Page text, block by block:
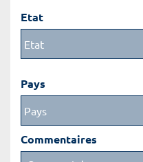
Etat
Pays
Commentaires